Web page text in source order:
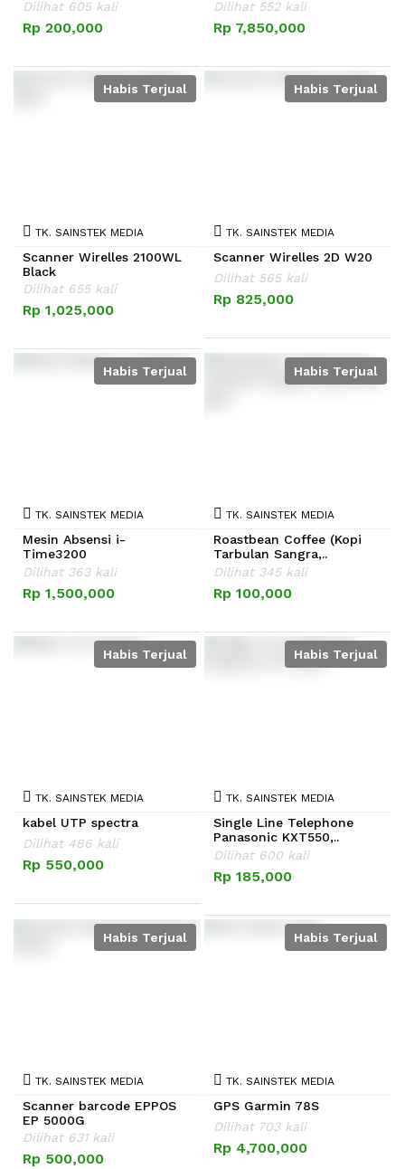
Dilihat 605 kali
Rp 200,000
Dilihat 552 kali
Rp 7,850,000
Habis Terjual
TK. SAINSTEK MEDIA
Scanner Wirelles 2100WL
Black
Dilihat 655 kali
Rp 1,025,000
Habis Terjual
TK. SAINSTEK MEDIA
Scanner Wirelles 2D W20
Dilihat 565 kali
Rp 825,000
Habis Terjual
TK. SAINSTEK MEDIA
Mesin Absensi i-
Time3200
Dilihat 363 kali
Rp 1,500,000
Habis Terjual
TK. SAINSTEK MEDIA
Roastbean Coffee (Kopi
Tarbulan Sangra,..
Dilihat 345 kali
Rp 100,000
Habis Terjual
TK. SAINSTEK MEDIA
kabel UTP spectra
Dilihat 486 kali
Rp 550,000
Habis Terjual
TK. SAINSTEK MEDIA
Single Line Telephone
Panasonic KXT550,..
Dilihat 600 kali
Rp 185,000
Habis Terjual
TK. SAINSTEK MEDIA
Scanner barcode EPPOS
EP 5000G
Dilihat 631 kali
Rp 500,000
Habis Terjual
TK. SAINSTEK MEDIA
GPS Garmin 78S
Dilihat 703 kali
Rp 4,700,000